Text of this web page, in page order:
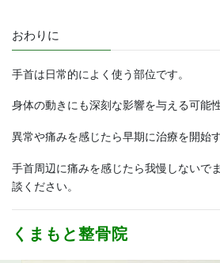
おわりに
手首は日常的によく使う部位です。
身体の動きにも深刻な影響を与える可能
異常や痛みを感じたら早期に治療を開始
手首周辺に痛みを感じたら我慢しないで
談ください。
くまもと整骨院